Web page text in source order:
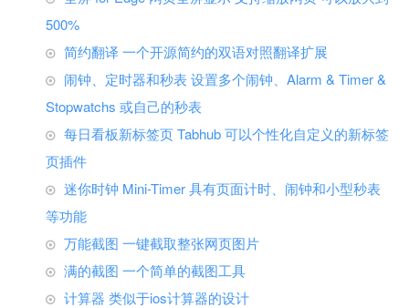
500%
简约翻译 一个开源简约的双语对照翻译扩展
闹钟、定时器和秒表 设置多个闹钟、Alarm & Timer &
Stopwatchs 或自己的秒表
每日看板新标签页 Tabhub 可以个性化自定义的新标签
页插件
迷你时钟 Mini-Timer 具有页面计时、闹钟和小型秒表
等功能
万能截图 一键截取整张网页图片
满的截图 一个简单的截图工具
计算器 类似于ios计算器的设计